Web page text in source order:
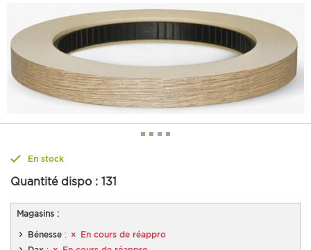
En stock
Quantité dispo : 131
Magasins :
Bénesse :
En cours de réappro